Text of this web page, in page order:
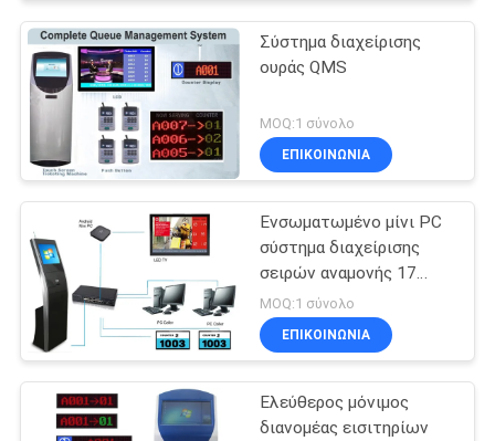
PRIVACY
POLICY
Σύστημα διαχείρισης
ουράς QMS
MOQ:1 σύνολο
ΕΠΙΚΟΙΝΩΝΊΑ
Ενσωματωμένο μίνι PC
σύστημα διαχείρισης
σειρών αναμονής 17
ίντσας για τα
νοσοκομεία κλινικών
MOQ:1 σύνολο
ΕΠΙΚΟΙΝΩΝΊΑ
Ελεύθερος μόνιμος
διανομέας εισιτηρίων